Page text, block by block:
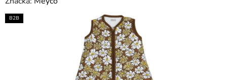
B2B